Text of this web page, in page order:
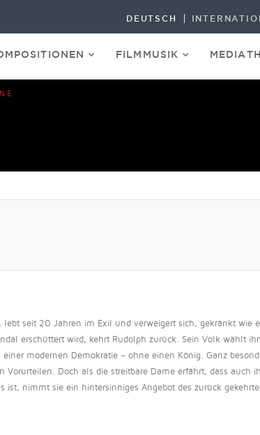
DEUTSCH
FILMMUSIK
seit 20 Jahren im Exil und verweigert sich, gekränkt wie
erschüttert wird, kehrt Rudolph zurück. Sein Volk wählt
modernen Demokratie – ohne einen König. Ganz
Doch als die streitbare Dame erfährt, dass auch
ist, nimmt sie ein hintersinniges Angebot des zurück